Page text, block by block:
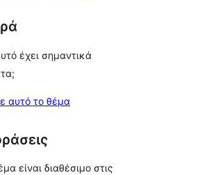
έχει σημαντικά
αυτό το θέμα
είναι διαθέσιμο στις